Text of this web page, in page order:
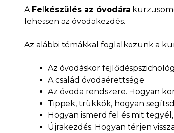
A Felkészülés az óvodára
lehessen az óvodakezdés.
Az alábbi témákkal foglalkozunk a
Az óvodáskor
A család óvodaérettsége
Az óvoda rendszere. Hogyan
Tippek, trükkök, hogyan
Hogyan ismerd fel és mit
Újrakezdés. Hogyan térjen